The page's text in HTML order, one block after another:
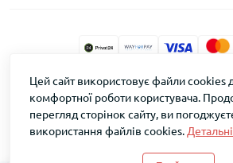
ТМ Скарб © 2026
Цей сайт використовує файли cookies
комфортної роботи користувача.
перегляд сторінок сайту, ви
використання файлів cookies.